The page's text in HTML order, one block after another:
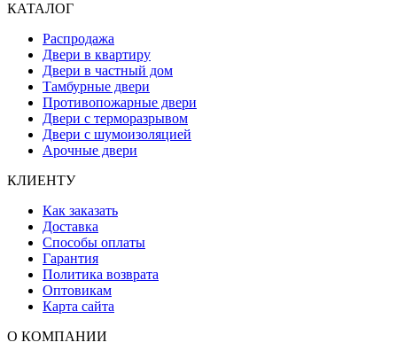
КАТАЛОГ
Распродажа
Двери в квартиру
Двери в частный дом
Тамбурные двери
Противопожарные двери
Двери с терморазрывом
Двери с шумоизоляцией
Арочные двери
КЛИЕНТУ
Как заказать
Доставка
Способы оплаты
Гарантия
Политика возврата
Оптовикам
Карта сайта
О КОМПАНИИ